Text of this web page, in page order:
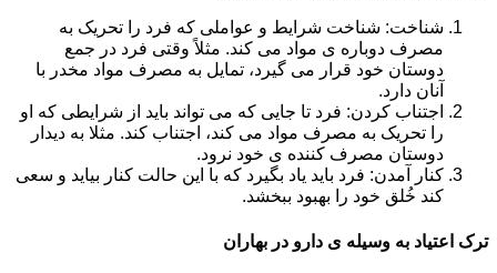
شناخت: شناخت شرایط و عواملی که فرد را تحریک به
مصرف دوباره ی مواد می کند. مثلاً وقتی فرد در جمع
دوستان خود قرار می گیرد، تمایل به مصرف مواد مخدر با
آنان دارد.
اجتناب کردن: فرد تا جایی که می تواند باید از شرایطی که او
را تحریک به مصرف مواد می کند، اجتناب کند. مثلا به دیدار
دوستان مصرف کننده ی خود نرود.
کنار آمدن: فرد باید یاد بگیرد که با این حالت کنار بیاید و سعی
کند خُلق خود را بهبود ببخشد.
ترک اعتیاد به وسیله ی دارو در بهاران